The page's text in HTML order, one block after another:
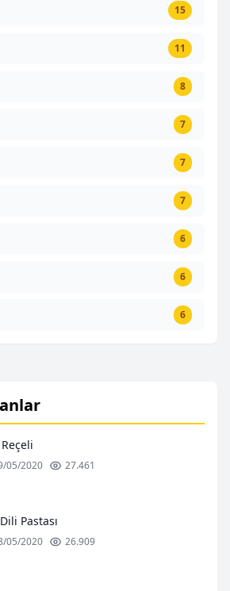
15
11
8
7
7
7
6
6
6
05/2020 27.461
Pastası
05/2020 26.909